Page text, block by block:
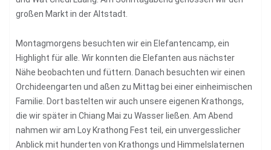
großen Markt in der Altstadt.
Montagmorgens besuchten wir ein Elefantencamp, ein
Highlight für alle. Wir konnten die Elefanten aus nächster
Nähe beobachten und füttern. Danach besuchten wir einen
Orchideengarten und aßen zu Mittag bei einer einheimischen
Familie. Dort bastelten wir auch unsere eigenen Krathongs,
die wir später in Chiang Mai zu Wasser ließen. Am Abend
nahmen wir am Loy Krathong Fest teil, ein unvergesslicher
Anblick mit hunderten von Krathongs und Himmelslaternen